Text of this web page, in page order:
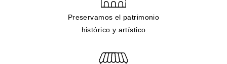
Preservamos el patrimonio
histórico y artístico